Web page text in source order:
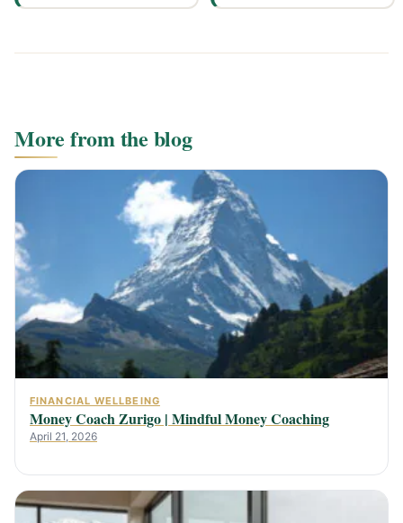
More from the blog
FINANCIAL WELLBEING
Money Coach Zurigo | Mindful Money Coaching
April 21, 2026